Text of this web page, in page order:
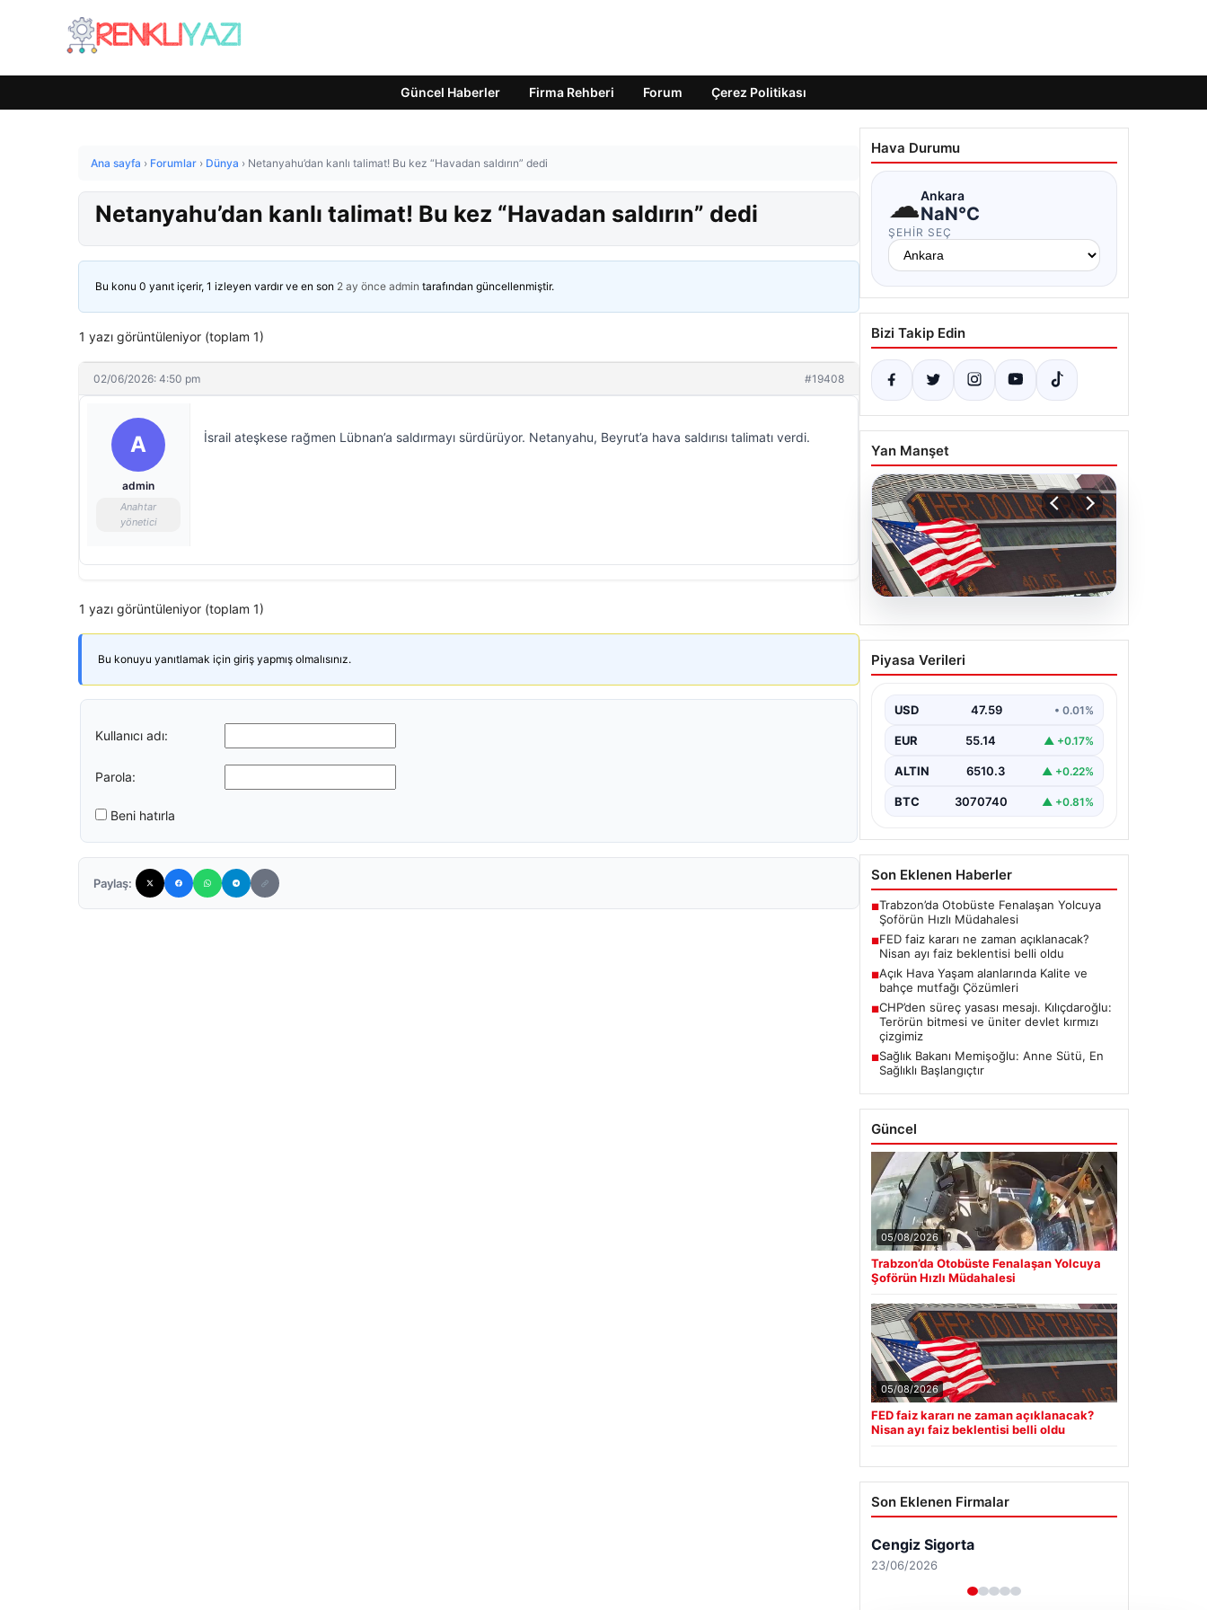
Güncel Haberler Firma Rehberi Forum Çerez Politikası
Ana sayfa › Forumlar › Dünya › Netanyahu’dan kanlı talimat! Bu kez “Havadan saldırın” dedi
Netanyahu’dan kanlı talimat! Bu kez “Havadan saldırın” dedi
Bu konu 0 yanıt içerir, 1 izleyen vardır ve en son 2 ay önce admin tarafından güncellenmiştir.
1 yazı görüntüleniyor (toplam 1)
02/06/2026: 4:50 pm #19408
A
admin
Anahtar
yönetici
İsrail ateşkese rağmen Lübnan’a saldırmayı sürdürüyor. Netanyahu, Beyrut’a hava saldırısı talimatı verdi.
1 yazı görüntüleniyor (toplam 1)
Bu konuyu yanıtlamak için giriş yapmış olmalısınız.
Kullanıcı adı:
Parola:
Beni hatırla
Paylaş:
Hava Durumu
☁Ankara
NaN°C
ŞEHIR SEÇ
Bizi Takip Edin
Yan Manşet
05.08.2026
FED faiz kararı ne zaman
açıklanacak? Nisan ayı
Piyasa Verileri
USD 47.59 • 0.01%
EUR 55.14 ▲ +0.17%
ALTIN 6510.3 ▲ +0.22%
BTC 3070740 ▲ +0.81%
Son Eklenen Haberler
■Trabzon’da Otobüste Fenalaşan Yolcuya
Şoförün Hızlı Müdahalesi
■FED faiz kararı ne zaman açıklanacak?
Nisan ayı faiz beklentisi belli oldu
■Açık Hava Yaşam alanlarında Kalite ve
bahçe mutfağı Çözümleri
■CHP’den süreç yasası mesajı. Kılıçdaroğlu:
Terörün bitmesi ve üniter devlet kırmızı
çizgimiz
■Sağlık Bakanı Memişoğlu: Anne Sütü, En
Sağlıklı Başlangıçtır
Güncel
05/08/2026
Trabzon’da Otobüste Fenalaşan Yolcuya
Şoförün Hızlı Müdahalesi
05/08/2026
FED faiz kararı ne zaman açıklanacak?
Nisan ayı faiz beklentisi belli oldu
Son Eklenen Firmalar